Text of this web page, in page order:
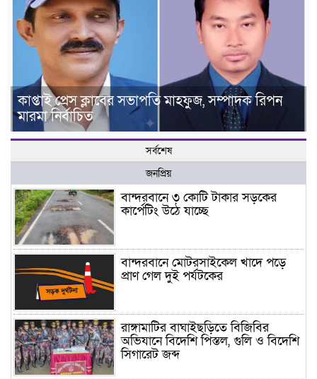
কাপ্তাই প্রেস ক্লাবের সভাপতি মাহফুজ, সম্পাদক রিপন
মারমা নির্বাচিত
সর্বশেষ
জনপ্রিয়
বান্দরবানে ৩ কোটি টাকার সড়কের
কার্পেটিং উঠে যাচ্ছে
বান্দরবানে মোটরসাইকেল খাদে পড়ে
প্রাণ গেল দুই পর্যটকের
রাঙ্গামাটির বাঘাইছড়িতে বিজিবির
অভিযানে বিদেশি পিস্তল, গুলি ও বিদেশি
সিগারেট জব্দ